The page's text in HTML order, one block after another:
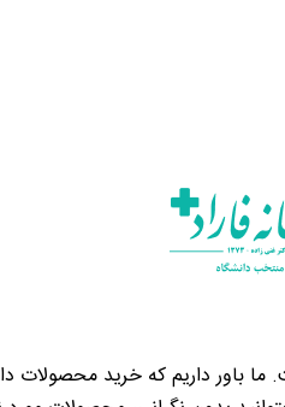
باور داریم که خرید محصولات